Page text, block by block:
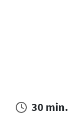
30 min.